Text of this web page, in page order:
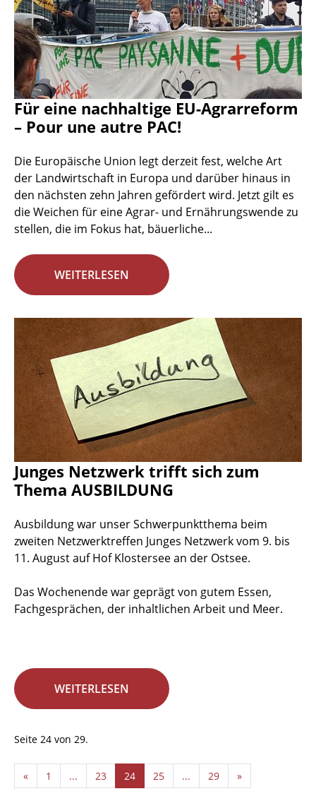
Für eine nachhaltige EU-Agrarreform
– Pour une autre PAC!
Die Europäische Union legt derzeit fest, welche Art
der Landwirtschaft in Europa und darüber hinaus in
den nächsten zehn Jahren gefördert wird. Jetzt gilt es
die Weichen für eine Agrar- und Ernährungswende zu
stellen, die im Fokus hat, bäuerliche...
WEITERLESEN
Junges Netzwerk trifft sich zum
Thema AUSBILDUNG
Ausbildung war unser Schwerpunktthema beim
zweiten Netzwerktreffen Junges Netzwerk vom 9. bis
11. August auf Hof Klostersee an der Ostsee.
Das Wochenende war geprägt von gutem Essen,
Fachgesprächen, der inhaltlichen Arbeit und Meer.
WEITERLESEN
Seite 24 von 29.
« 1 ... 23 24 25 ... 29 »